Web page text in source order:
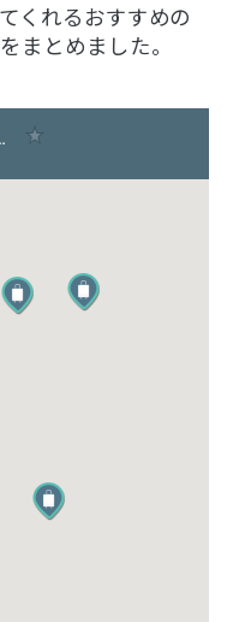
くれるおすすめの
まとめました。